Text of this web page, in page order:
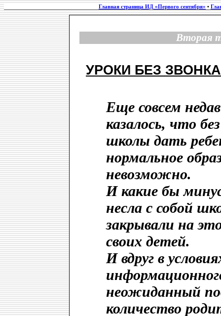
Главная страница ИД «Первого сентября» •
Вторая
УРОКИ БЕЗ
Еще совсем
казалось, что
школы дать
нормальное
невозможно.
И какие бы
несла с собой
закрывали на
своих детей.
И вдруг в
неожиданный
количество